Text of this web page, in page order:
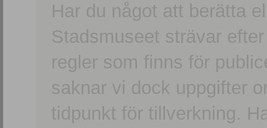
Har du något att berätta
Stadsmuseet strävar
regler som finns för
saknar vi dock uppgifter
tidpunkt för tillverkning.